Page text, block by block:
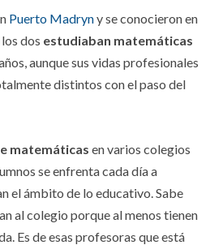
Puerto Madryny se conocieron en
dos estudiaban matemáticas
aunque sus vidas profesionales
distintos con el paso del
matemáticas en varios colegios
se enfrenta cada día a
el ámbito de lo educativo. Sabe
al colegio porque al menos tienen
Es de esas profesoras que está